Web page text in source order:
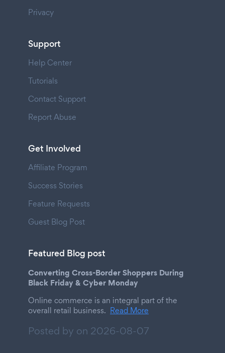
Privacy
Support
Help Center
Tutorials
Contact Support
Report Abuse
Get Involved
Affiliate Program
Success Stories
Feature Requests
Guest Blog Post
Featured Blog post
Converting Cross-Border Shoppers During
Black Friday & Cyber Monday
Online commerce is an integral part of the
overall retail business. Read More
Posted by on 2026-08-07